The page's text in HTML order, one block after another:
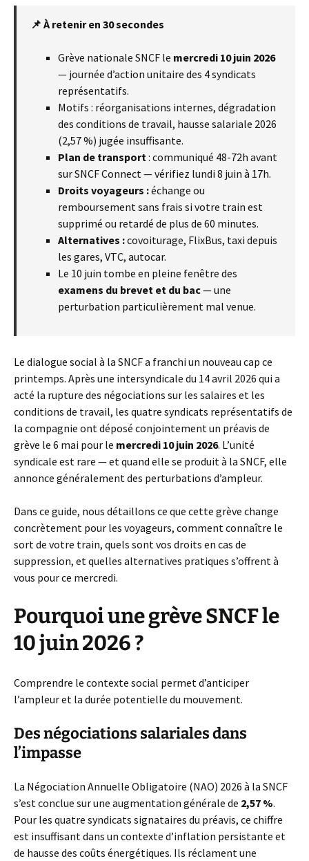
📌 À retenir en 30 secondes
Grève nationale SNCF le mercredi 10 juin 2026
— journée d’action unitaire des 4 syndicats
représentatifs.
Motifs : réorganisations internes, dégradation
des conditions de travail, hausse salariale 2026
(2,57 %) jugée insuffisante.
Plan de transport: communiqué 48-72h avant
sur SNCF Connect — vérifiez lundi 8 juin à 17h.
Droits voyageurs :échange ou
remboursement sans frais si votre train est
supprimé ou retardé de plus de 60 minutes.
Alternatives :covoiturage, FlixBus, taxi depuis
les gares, VTC, autocar.
Le 10 juin tombe en pleine fenêtre des
examens du brevet et du bac— une
perturbation particulièrement mal venue.
Le dialogue social à la SNCF a franchi un nouveau cap ce
printemps. Après une intersyndicale du 14 avril 2026 qui a
acté la rupture des négociations sur les salaires et les
conditions de travail, les quatre syndicats représentatifs de
la compagnie ont déposé conjointement un préavis de
grève le 6 mai pour le mercredi 10 juin 2026. L’unité
syndicale est rare — et quand elle se produit à la SNCF, elle
annonce généralement des perturbations d’ampleur.
Dans ce guide, nous détaillons ce que cette grève change
concrètement pour les voyageurs, comment connaître le
sort de votre train, quels sont vos droits en cas de
suppression, et quelles alternatives pratiques s’offrent à
vous pour ce mercredi.
Pourquoi une grève SNCF le
10 juin 2026 ?
Comprendre le contexte social permet d’anticiper
l’ampleur et la durée potentielle du mouvement.
Des négociations salariales dans
l’impasse
La Négociation Annuelle Obligatoire (NAO) 2026 à la SNCF
s’est conclue sur une augmentation générale de 2,57 %.
Pour les quatre syndicats signataires du préavis, ce chiffre
est insuffisant dans un contexte d’inflation persistante et
de hausse des coûts énergétiques. Ils réclament une